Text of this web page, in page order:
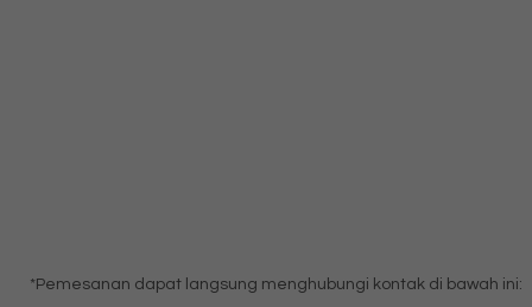
*Pemesanan dapat langsung menghubungi kontak di bawah ini: